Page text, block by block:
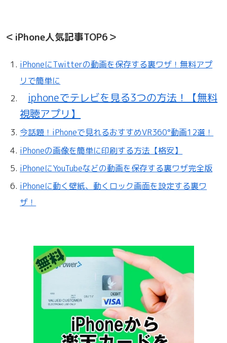
＜iPhone人気記事TOP6＞
iPhoneにTwitterの動画を保存する裏ワザ！無料アプ
リで簡単に
iphoneでテレビを見る3つの方法！【無料
視聴アプリ】
今話題！iPhoneで見れるおすすめVR360°動画12選！
iPhoneの画像を簡単に印刷する方法【格安】
iPhoneにYouTubeなどの動画を保存する裏ワザ完全版
iPhoneに動く壁紙、動くロック画面を設定する裏ワ
ザ！